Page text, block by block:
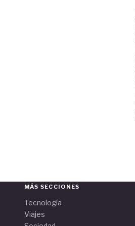
MÁS SECCIONES
Tecnología
Viajes